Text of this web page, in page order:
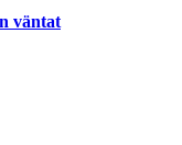
väntat